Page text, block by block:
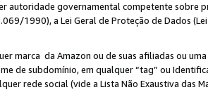
autoridade governamental competente sobre
1990), a Lei Geral de Proteção de Dados
marca da Amazon ou de suas afiliadas ou
de subdomínio, em qualquer “tag” ou
rede social (vide a Lista Não Exaustiva das